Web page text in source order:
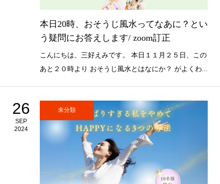
本日20時、おそうじ風水ってなあに？とい
う疑問にお答えします/ zoom訂正
こんにちは、三好えみです。 本日１１月２５日、この
あと２０時より おそうじ風水とはなにか？ がよくわ...
26
SEP
2024
未分類